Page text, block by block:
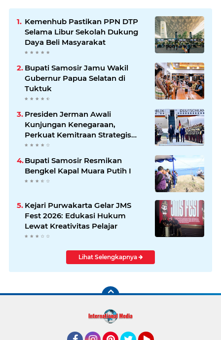
Kemenhub Pastikan PPN DTP
Selama Libur Sekolah Dukung
Daya Beli Masyarakat
Bupati Samosir Jamu Wakil
Gubernur Papua Selatan di
Tuktuk
Presiden Jerman Awali
Kunjungan Kenegaraan,
Perkuat Kemitraan Strategis
Indonesia–Jerman
Bupati Samosir Resmikan
Bengkel Kapal Muara Putih I
Kejari Purwakarta Gelar JMS
Fest 2026: Edukasi Hukum
Lewat Kreativitas Pelajar
Lihat Selengkapnya